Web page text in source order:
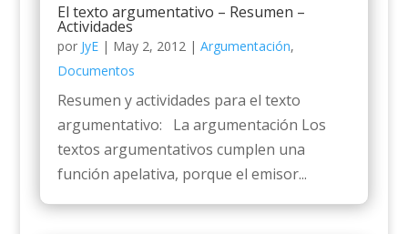
El texto argumentativo – Resumen –
Actividades
por JyE| May 2, 2012 | Argumentación,
Documentos
Resumen y actividades para el texto
argumentativo: La argumentación Los
textos argumentativos cumplen una
función apelativa, porque el emisor...